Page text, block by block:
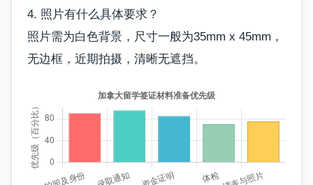
4. 照片有什么具体要求？
照片需为白色背景，尺寸一般为35mm x 45mm，
无边框，近期拍摄，清晰无遮挡。